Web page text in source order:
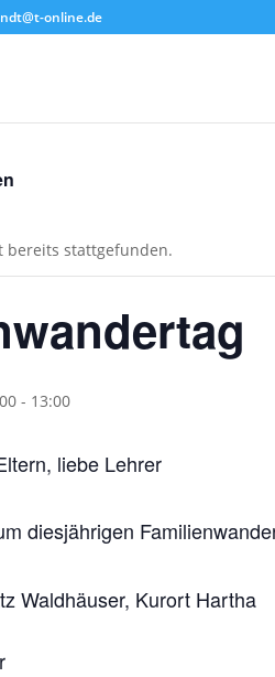
online.de
bereits stattgefunden.
- 13:00
liebe Lehrer
diesjährigen
Waldhäuser, Kurort Hartha